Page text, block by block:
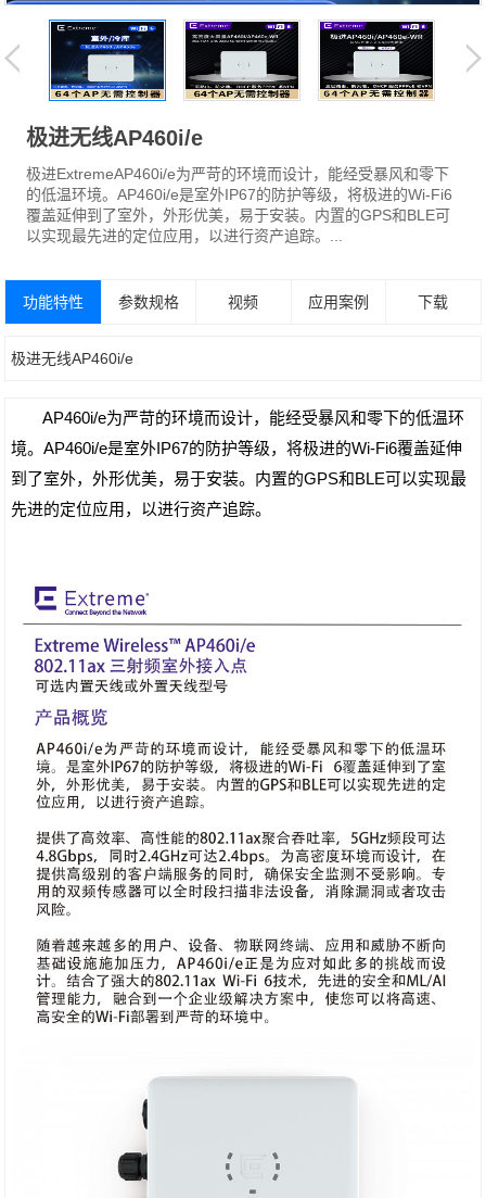
极进无线AP460i/e
极进ExtremeAP460i/e为严苛的环境而设计，能经受暴风和零下
的低温环境。AP460i/e是室外IP67的防护等级，将极进的Wi-Fi6
覆盖延伸到了室外，外形优美，易于安装。内置的GPS和BLE可
以实现最先进的定位应用，以进行资产追踪。...
功能特性 参数规格 视频 应用案例 下载
极进无线AP460i/e
AP460i/e为严苛的环境而设计，能经受暴风和零下的低温环
境。AP460i/e是室外IP67的防护等级，将极进的Wi-Fi6覆盖延伸
到了室外，外形优美，易于安装。内置的GPS和BLE可以实现最
先进的定位应用，以进行资产追踪。